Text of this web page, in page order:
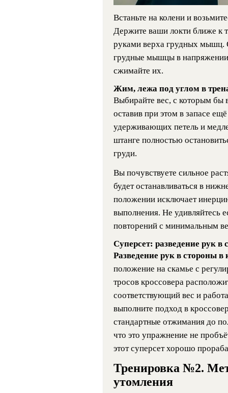
Встаньте на колени и
Держите ваши локти ближе к
руками верха грудных мышц.
грудные мышцы в
сжимайте их.
Жим, лежа под углом в
Выбирайте вес, с которым бы
оставив при этом в запасе
удерживающих петель и
штанге полностью
груди.
Вы почувствуете сильное
будет останавливаться в
положении исключает
выполнения. Не удивляйтесь
повторений с минимальным
Суперсет: разведение рук
Разведение рук в стороны в
положение на скамье с
тросов кроссовера
соответствующий вес и
выполните подход в
стандартные отжимания до
что это упражнение не
этот суперсет хорошо
Тренировка №2.
утомления